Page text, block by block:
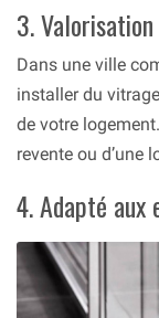
3.
Dans une ville
installer du
de votre
revente ou d’une
4. Adapté aux